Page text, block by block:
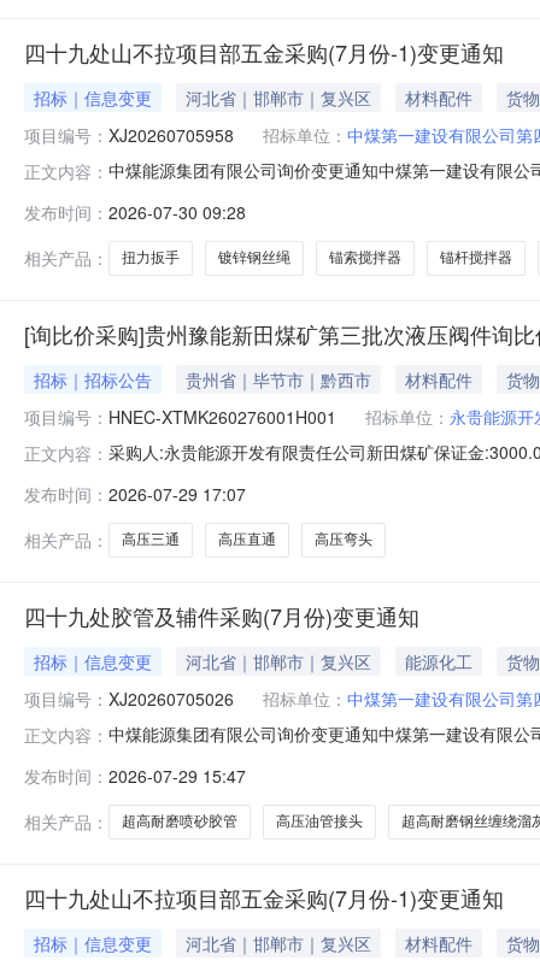
四十九处山不拉项目部五金采购(7月份-1)变更通知
招标｜信息变更 河北省｜邯郸市｜复兴区 材料配件
货物
项目编号： XJ20260705958 招标单位： 中煤第一建设有限公司第
正文内容： 中煤能源集团有限公司询价变更通知中煤第一建设有限
开询价业务的报价单位，请登录中煤供应链系统（http://
发布时间： 2026-07-30 09:28
相关产品：
扭力扳手 镀锌钢丝绳 锚索搅拌器 锚杆搅拌器
[询比价采购]贵州豫能新田煤矿第三批次液压阀件询
招标｜招标公告 贵州省｜毕节市｜黔西市 材料配件
货物
项目编号： HNEC-XTMK260276001H001 招标单位： 永贵能源
正文内容： 采购人:永贵能源开发有限责任公司新田煤矿保证金
田煤矿第三批次液压阀件询比价采购采购公告项目标段
发布时间： 2026-07-29 17:07
相关产品：
高压三通 高压直通 高压弯头
四十九处胶管及辅件采购(7月份)变更通知
招标｜信息变更 河北省｜邯郸市｜复兴区 能源化工
货物
项目编号： XJ20260705026 招标单位： 中煤第一建设有限公司第
正文内容： 中煤能源集团有限公司询价变更通知中煤第一建设有限
务的报价单位，请登录中煤供应链系统（http://
发布时间： 2026-07-29 15:47
相关产品：
超高耐磨喷砂胶管 高压油管接头 超高耐磨钢丝缠绕溜
四十九处山不拉项目部五金采购(7月份-1)变更通知
招标｜信息变更 河北省｜邯郸市｜复兴区 材料配件
货物